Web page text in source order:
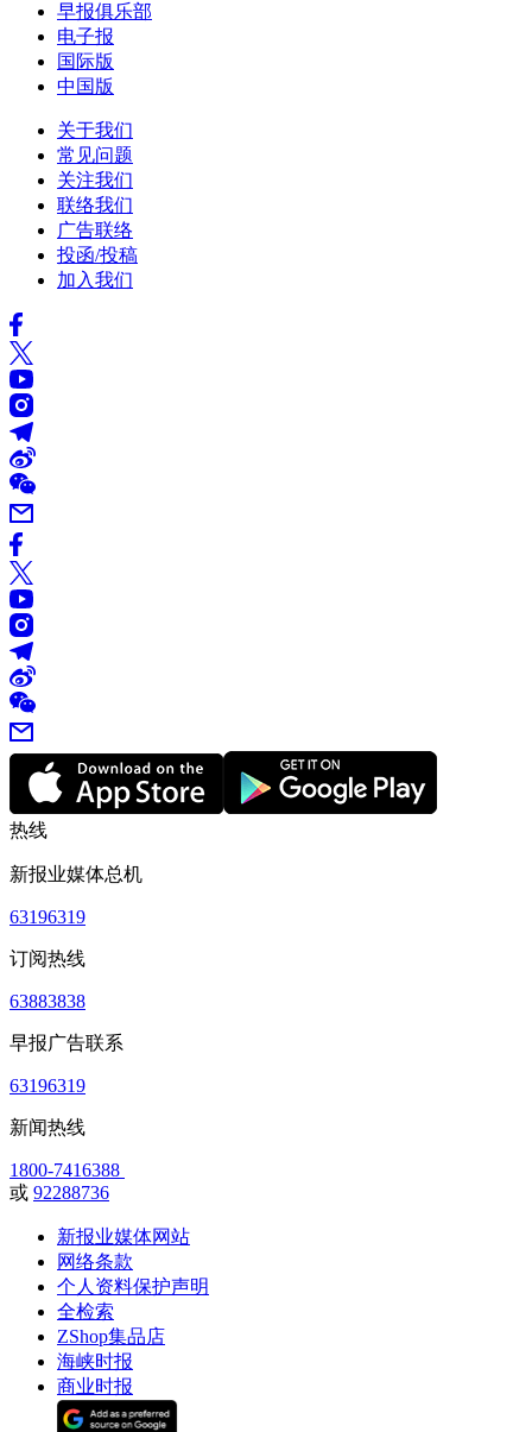
早报俱乐部
电子报
国际版
中国版
关于我们
常见问题
关注我们
联络我们
广告联络
投函/投稿
加入我们
热线
新报业媒体总机
63196319
订阅热线
63883838
早报广告联系
63196319
新闻热线
1800-7416388
或 92288736
新报业媒体网站
网络条款
个人资料保护声明
全检索
ZShop集品店
海峡时报
商业时报